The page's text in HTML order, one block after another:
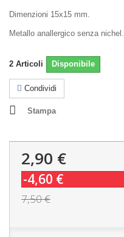
Dimenzioni 15x15 mm.
Metallo anallergico senza nichel.
2 Articoli Disponibile
Condividi
Stampa
2,90 €
-4,60 €
7,50 €